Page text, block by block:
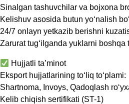
Sinalgan tashuvchilar va bojxona
Kelishuv asosida butun yo‘nalish
24/7 onlayn yetkazib berishni
Zarurat tug‘ilganda yuklarni
Hujjatli ta’minot
Eksport hujjatlarining to‘liq to‘plami:
Shartnoma, Invoys, Qadoqlash
Kelib chiqish sertifikati (ST-1)